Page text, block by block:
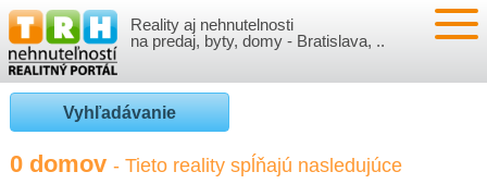
Reality aj nehnutelnosti
na predaj, byty, domy - Bratislava, ..
NEHNUTEĽNOSTI
BYTY
VLOŽIŤ NEHNUTEĽNOSTI
Vyhľadávanie
0 domov - Tieto reality spĺňajú nasledujúce